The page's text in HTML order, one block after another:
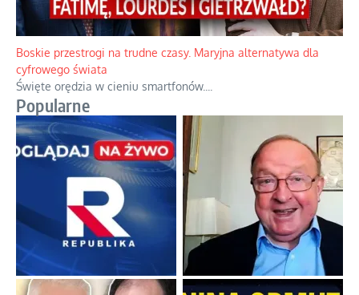
Boskie przestrogi na trudne czasy. Maryjna alternatywa dla
cyfrowego świata
Święte orędzia w cieniu smartfonów.
Popularne